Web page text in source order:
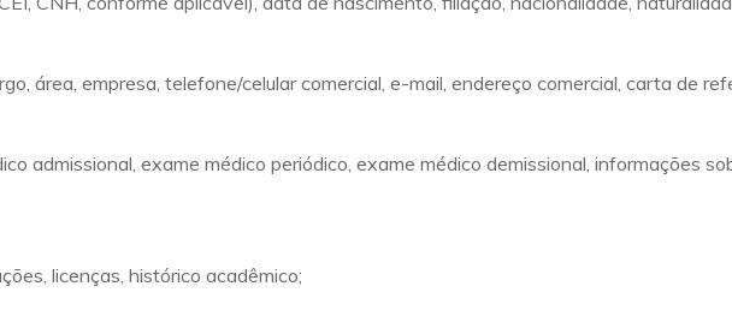
área, empresa, telefone/celular comercial, e-mail, endereço comercial, carta de
admissional, exame médico periódico, exame médico demissional, informações
licenças, histórico acadêmico;